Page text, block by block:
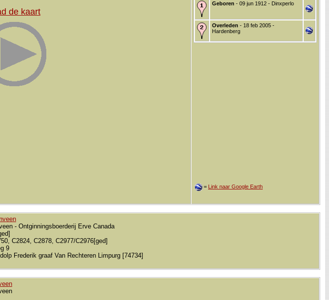
de kaart
Geboren - 09 jun 1912 - Dinxperlo
Overleden - 18 feb 2005 -
Hardenberg
= Link naar Google Earth
- Ontginningsboerderij Erve Canada
C2824, C2878, C2977/C2976[ged]
9
Frederik graaf Van Rechteren Limpurg [74734]